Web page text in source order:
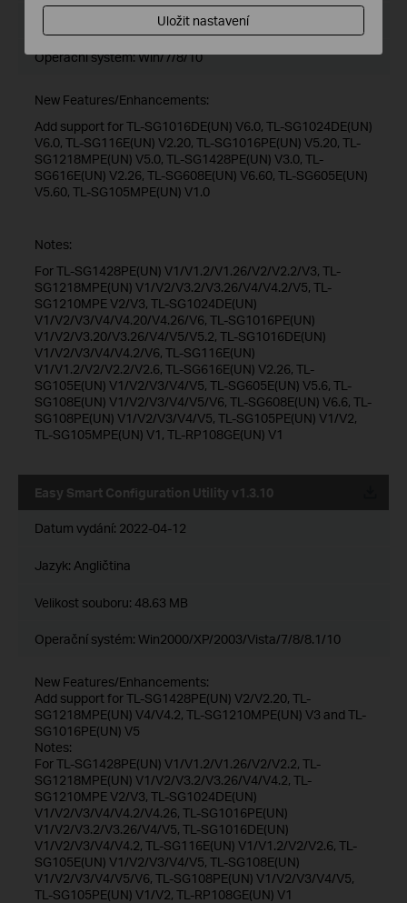
48.62 MB
Operační systém: Win/7/8/10
New Features/Enhancements:
Add support for TL-SG1016DE(UN) V6.0, TL-SG1024DE(UN)
V6.0, TL-SG116E(UN) V2.20, TL-SG1016PE(UN) V5.20, TL-
SG1218MPE(UN) V5.0, TL-SG1428PE(UN) V3.0, TL-
SG616E(UN) V2.26, TL-SG608E(UN) V6.60, TL-SG605E(UN)
V5.60, TL-SG105MPE(UN) V1.0
Notes:
For TL-SG1428PE(UN) V1/V1.2/V1.26/V2/V2.2/V3, TL-
SG1218MPE(UN) V1/V2/V3.2/V3.26/V4/V4.2/V5, TL-
SG1210MPE V2/V3, TL-SG1024DE(UN)
V1/V2/V3/V4/V4.20/V4.26/V6, TL-SG1016PE(UN)
V1/V2/V3.20/V3.26/V4/V5/V5.2, TL-SG1016DE(UN)
V1/V2/V3/V4/V4.2/V6, TL-SG116E(UN)
V1/V1.2/V2/V2.2/V2.6, TL-SG616E(UN) V2.26, TL-
SG105E(UN) V1/V2/V3/V4/V5, TL-SG605E(UN) V5.6, TL-
SG108E(UN) V1/V2/V3/V4/V5/V6, TL-SG608E(UN) V6.6, TL-
SG108PE(UN) V1/V2/V3/V4/V5, TL-SG105PE(UN) V1/V2,
TL-SG105MPE(UN) V1, TL-RP108GE(UN) V1
Easy Smart Configuration Utility v1.3.10
Datum vydání: 2022-04-12
Jazyk: Angličtina
Velikost souboru: 48.63 MB
Operační systém: Win2000/XP/2003/Vista/7/8/8.1/10
New Features/Enhancements:
Add support for TL-SG1428PE(UN) V2/V2.20, TL-
SG1218MPE(UN) V4/V4.2, TL-SG1210MPE(UN) V3 and TL-
SG1016PE(UN) V5
Notes:
For TL-SG1428PE(UN) V1/V1.2/V1.26/V2/V2.2, TL-
SG1218MPE(UN) V1/V2/V3.2/V3.26/V4/V4.2, TL-
SG1210MPE V2/V3, TL-SG1024DE(UN)
V1/V2/V3/V4/V4.2/V4.26, TL-SG1016PE(UN)
V1/V2/V3.2/V3.26/V4/V5, TL-SG1016DE(UN)
V1/V2/V3/V4/V4.2, TL-SG116E(UN) V1/V1.2/V2/V2.6, TL-
SG105E(UN) V1/V2/V3/V4/V5, TL-SG108E(UN)
V1/V2/V3/V4/V5/V6, TL-SG108PE(UN) V1/V2/V3/V4/V5,
TL-SG105PE(UN) V1/V2, TL-RP108GE(UN) V1
Uložit nastavení